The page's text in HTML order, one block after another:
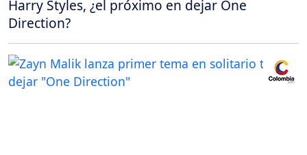
Harry Styles, ¿el próximo en dejar One
Direction?